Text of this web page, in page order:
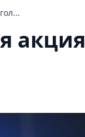
акция